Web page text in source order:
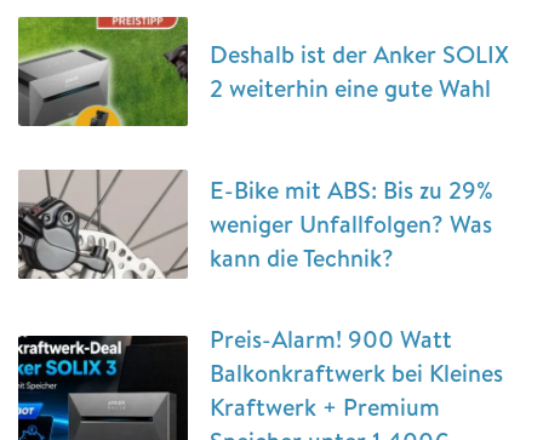
Deshalb ist der Anker SOLIX
2 weiterhin eine gute Wahl
E-Bike mit ABS: Bis zu 29%
weniger Unfallfolgen? Was
kann die Technik?
Preis-Alarm! 900 Watt
Balkonkraftwerk bei Kleines
Kraftwerk + Premium